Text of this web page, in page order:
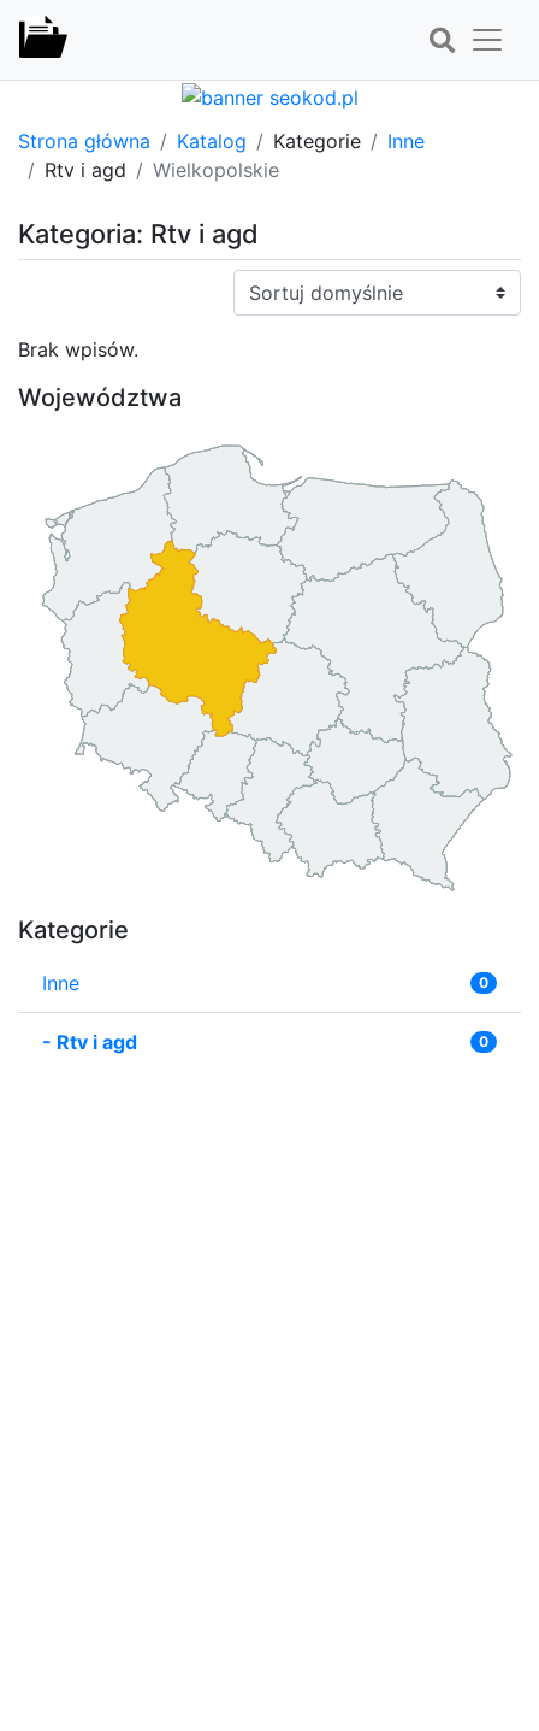
Strona główna Katalog Kategorie
Inne
Rtv i agd
Wielkopolskie
Kategoria: Rtv i agd
Sortuj:
Brak wpisów.
Województwa
Kategorie
Inne 0
- Rtv i agd 0